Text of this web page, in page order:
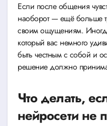
Если после общения
наоборот — ещё больше
своим ощущениям.
который вас немного
быть честным с собой и
решение должно
Что делать,
нейросети не